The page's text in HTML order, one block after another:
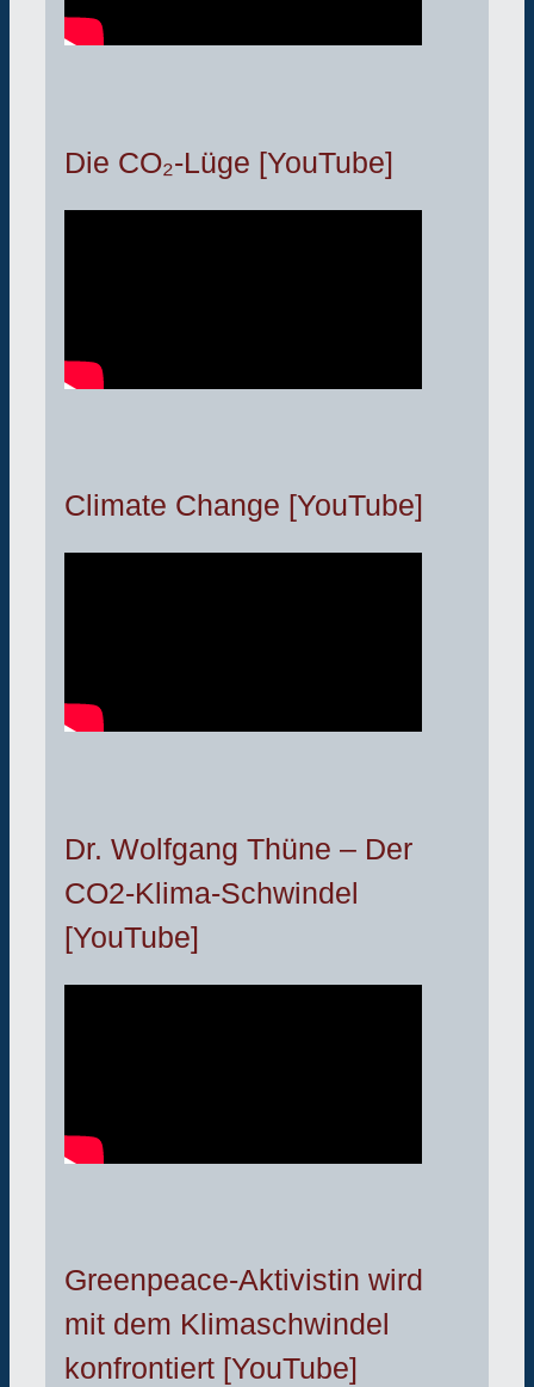
Die CO₂-Lüge [YouTube]
Climate Change [YouTube]
Dr. Wolfgang Thüne – Der
CO2-Klima-Schwindel
[YouTube]
Greenpeace-Aktivistin wird
mit dem Klimaschwindel
konfrontiert [YouTube]